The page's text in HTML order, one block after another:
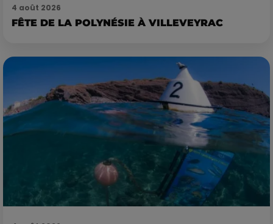
4 août 2026
FÊTE DE LA POLYNÉSIE À VILLEVEYRAC